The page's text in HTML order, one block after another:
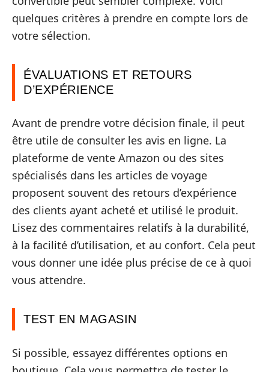
quelques critères à prendre en compte lors de
votre sélection.
ÉVALUATIONS ET RETOURS
D’EXPÉRIENCE
Avant de prendre votre décision finale, il peut
être utile de consulter les avis en ligne. La
plateforme de vente Amazon ou des sites
spécialisés dans les articles de voyage
proposent souvent des retours d’expérience
des clients ayant acheté et utilisé le produit.
Lisez des commentaires relatifs à la durabilité,
à la facilité d’utilisation, et au confort. Cela peut
vous donner une idée plus précise de ce à quoi
vous attendre.
TEST EN MAGASIN
Si possible, essayez différentes options en